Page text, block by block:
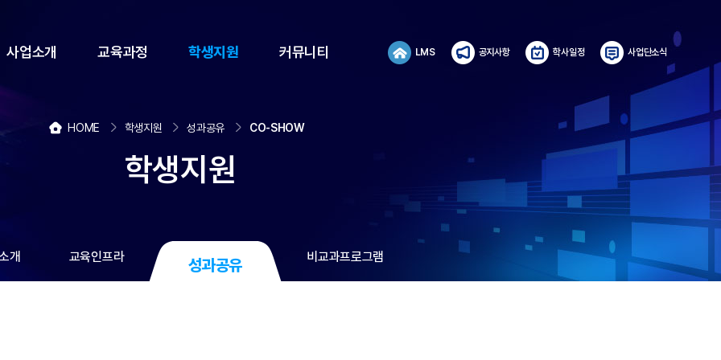
LMS 공지사항 학사일정 사업단소식
사업소개 교육과정 학생지원 커뮤니티
HOME 학생지원 성과공유 CO-SHOW
학생지원
개 교육인프라 성과공유 비교과프로그램